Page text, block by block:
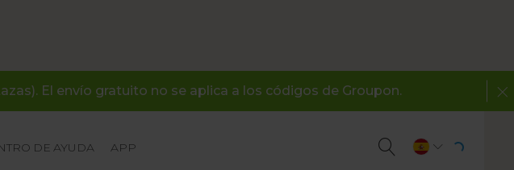
El envío gratuito no se aplica a los códigos de Groupon.
DE AYUDA APP